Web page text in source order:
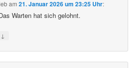
am21. Januar 2026 um 23:25 Uhr:
Warten hat sich gelohnt.
↓